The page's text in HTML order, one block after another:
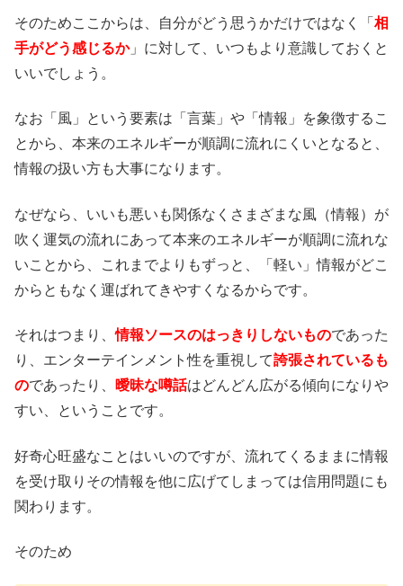
そのためここからは、自分がどう思うかだけではなく「 相
手がどう感じるか」に対して、いつもより意識しておくと
いいでしょう。
なお「風」という要素は「言葉」や「情報」を象徴するこ
とから、本来のエネルギーが順調に流れにくいとなると、
情報の扱い方も大事になります。
なぜなら、いいも悪いも関係なくさまざまな風（情報）が
吹く運気の流れにあって本来のエネルギーが順調に流れな
いことから、これまでよりもずっと、「軽い」情報がどこ
からともなく運ばれてきやすくなるからです。
それはつまり、情報ソースのはっきりしないものであった
り、エンターテインメント性を重視して誇張されているも
のであったり、 曖昧な噂話はどんどん広がる傾向になりや
すい、ということです。
好奇心旺盛なことはいいのですが、流れてくるままに情報
を受け取りその情報を他に広げてしまっては信用問題にも
関わります。
そのため